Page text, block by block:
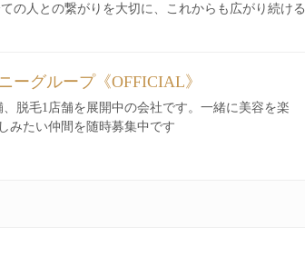
の人との繋がりを大切に、これからも広がり続ける
ーグループ《OFFICIAL》
脱毛1店舗を展開中の会社です。一緒に美容を楽
みたい仲間を随時募集中です